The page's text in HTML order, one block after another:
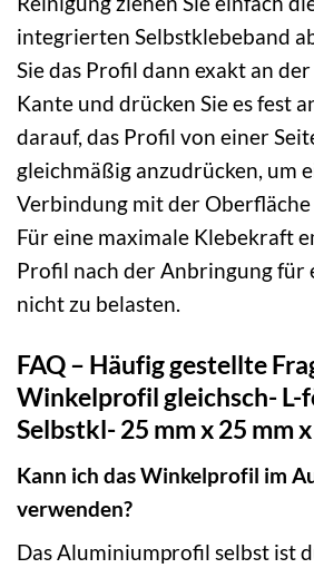
integrierten Selbstklebeband
Sie das Profil dann exakt an
Kante und drücken Sie es fest
darauf, das Profil von einer
gleichmäßig anzudrücken, um
Verbindung mit der
Für eine maximale Klebekraft
Profil nach der Anbringung für
nicht zu belasten.
FAQ – Häufig gestellte
Winkelprofil gleichsch- L-
Selbstkl- 25 mm x 25 mm
Kann ich das Winkelprofil im
verwenden?
Das Aluminiumprofil selbst ist